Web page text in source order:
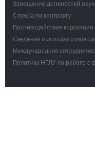
Замещение должностей
Служба по контракту
Противодействие коррупции
Сведения о доходах
Международное
Политика НГЛУ по работе с